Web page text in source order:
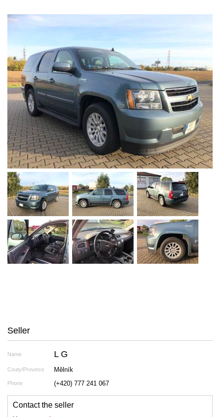
Seller
Name L G
Couty/Province Mělník
Phone (+420) 777 241 067
Contact the seller